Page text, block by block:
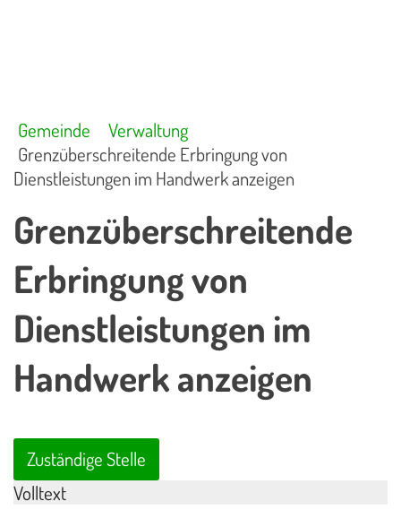
Gemeinde
Verwaltung
Grenzüberschreitende Erbringung von
Dienstleistungen im Handwerk anzeigen
Grenzüberschreitende
Erbringung von
Dienstleistungen im
Handwerk anzeigen
Zuständige Stelle
Volltext